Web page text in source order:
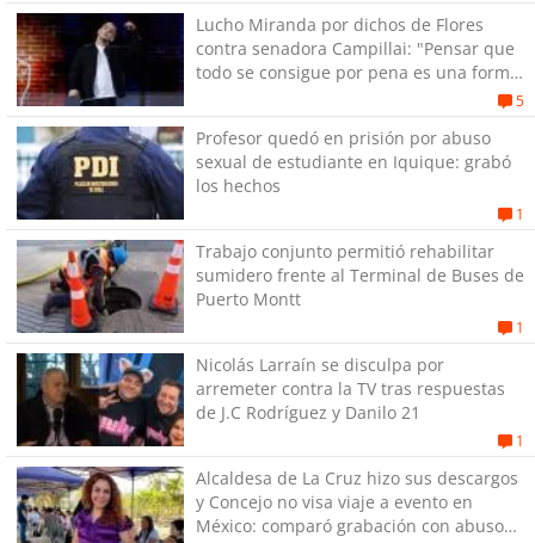
Lucho Miranda por dichos de Flores
contra senadora Campillai: "Pensar que
todo se consigue por pena es una forma
5
Profesor quedó en prisión por abuso
sexual de estudiante en Iquique: grabó
los hechos
1
Trabajo conjunto permitió rehabilitar
sumidero frente al Terminal de Buses de
Puerto Montt
1
Nicolás Larraín se disculpa por
arremeter contra la TV tras respuestas
de J.C Rodríguez y Danilo 21
1
Alcaldesa de La Cruz hizo sus descargos
y Concejo no visa viaje a evento en
México: comparó grabación con abuso